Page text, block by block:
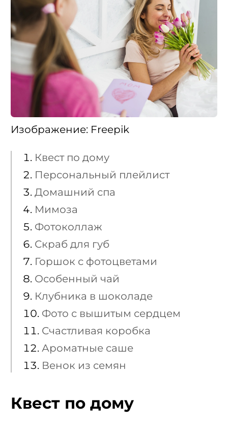
Изображение: Freepik
Квест по дому
Персональный плейлист
Домашний спа
Мимоза
Фотоколлаж
Скраб для губ
Горшок с фотоцветами
Особенный чай
Клубника в шоколаде
Фото с вышитым сердцем
Счастливая коробка
Ароматные саше
Венок из семян
Квест по дому